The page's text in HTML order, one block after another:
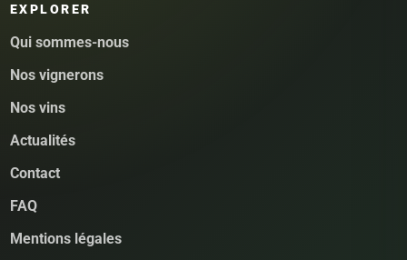
EXPLORER
Qui sommes-nous
Nos vignerons
Nos vins
Actualités
Contact
FAQ
Mentions légales